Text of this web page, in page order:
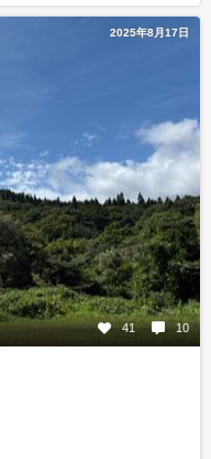
2025年8月17日
41 10